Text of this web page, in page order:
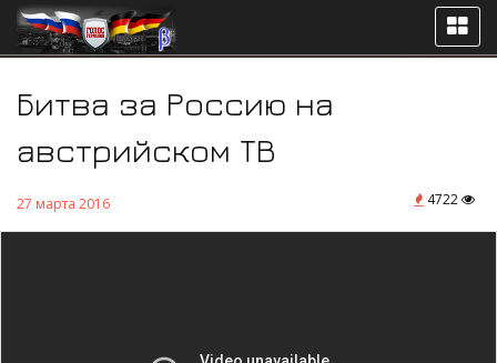
Битва за Россию на
австрийском ТВ
27 марта 2016 4722